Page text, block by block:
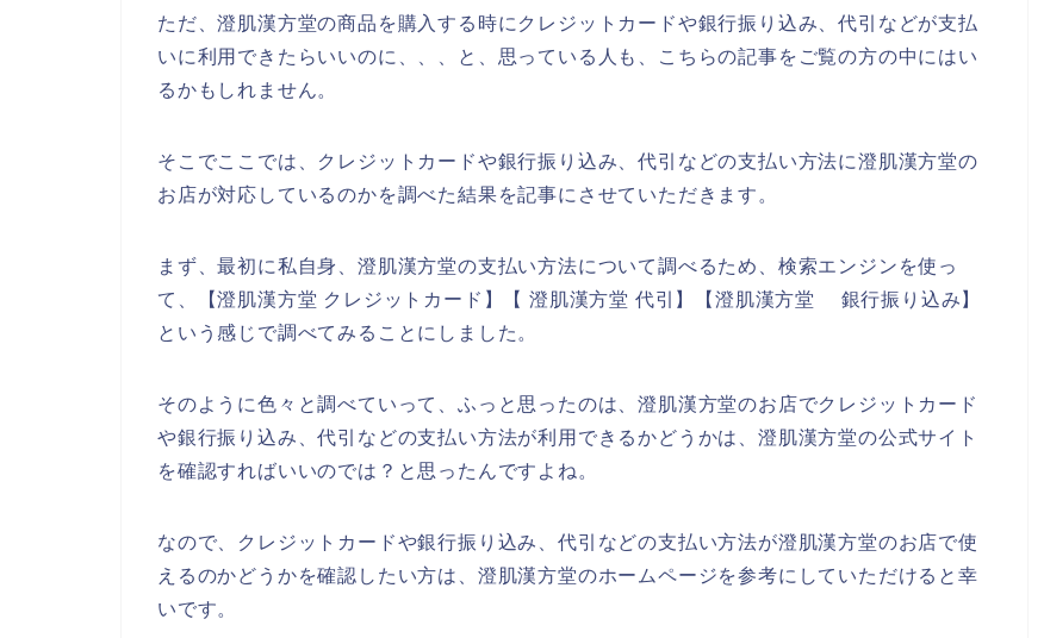
ただ、澄肌漢方堂の商品を購入する時にクレジットカードや銀行振り込み、代引などが支払
いに利用できたらいいのに、、、と、思っている人も、こちらの記事をご覧の方の中にはい
るかもしれません。
そこでここでは、クレジットカードや銀行振り込み、代引などの支払い方法に澄肌漢方堂の
お店が対応しているのかを調べた結果を記事にさせていただきます。
まず、最初に私自身、澄肌漢方堂の支払い方法について調べるため、検索エンジンを使っ
て、【澄肌漢方堂 クレジットカード】【 澄肌漢方堂 代引】【澄肌漢方堂 銀行振り込み】
という感じで調べてみることにしました。
そのように色々と調べていって、ふっと思ったのは、澄肌漢方堂のお店でクレジットカード
や銀行振り込み、代引などの支払い方法が利用できるかどうかは、澄肌漢方堂の公式サイト
を確認すればいいのでは？と思ったんですよね。
なので、クレジットカードや銀行振り込み、代引などの支払い方法が澄肌漢方堂のお店で使
えるのかどうかを確認したい方は、澄肌漢方堂のホームページを参考にしていただけると幸
いです。